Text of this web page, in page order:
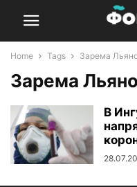
Home Tags Зарема
Зарема
В